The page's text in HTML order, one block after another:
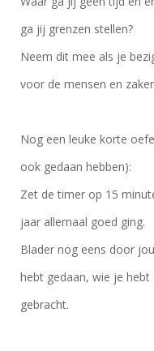
ga jij grenzen stellen?
Neem dit mee als je
voor de mensen en
Nog een leuke korte
ook gedaan hebben):
Zet de timer op 15
jaar allemaal goed ging.
Blader nog eens door
hebt gedaan, wie je
gebracht.